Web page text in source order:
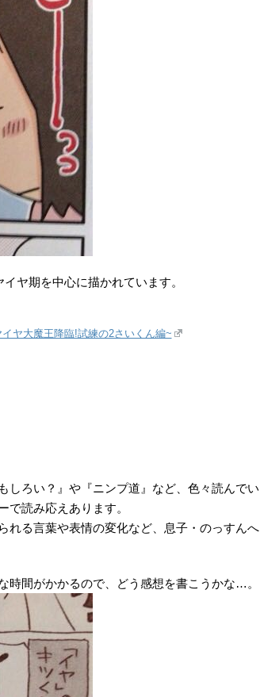
ヤ期を中心に描かれています。
ヤ大魔王降臨!試練の2さいくん編~
しろい？』や『ニンプ道』など、色々読んでい
で読み応えあります。
れる言葉や表情の変化など、息子・のっすんへ
時間がかかるので、どう感想を書こうかな…。